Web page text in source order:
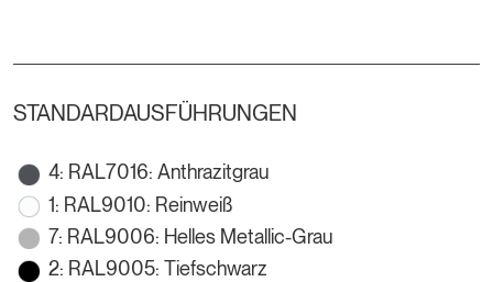
STANDARDAUSFÜHRUNGEN
4: RAL7016: Anthrazitgrau
1: RAL9010: Reinweiß
7: RAL9006: Helles Metallic-Grau
2: RAL9005: Tiefschwarz